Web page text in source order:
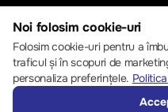
© 2013
Noi folosim cookie-uri
Folosim cookie-uri pentru a
traficul și în scopuri de
personaliza preferințele.